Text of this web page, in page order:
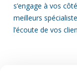
s’engage à vos
meilleurs
l’écoute de vos